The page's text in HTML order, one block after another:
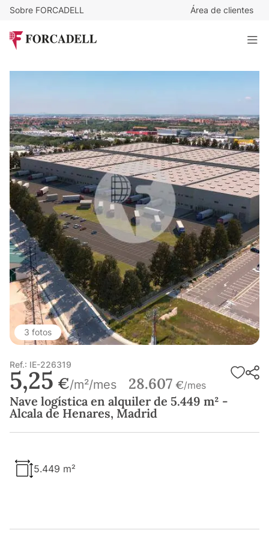
Sobre FORCADELL Área de clientes
Nave logística en alquiler de 5.449 m² - Alcala de Henares,
Madrid
3 fotos
Ref.: IE-226319
5,25 €/m²/mes 28.607 €/mes
Nave logística en alquiler de 5.449 m² -
Alcala de Henares, Madrid
5.449 m²